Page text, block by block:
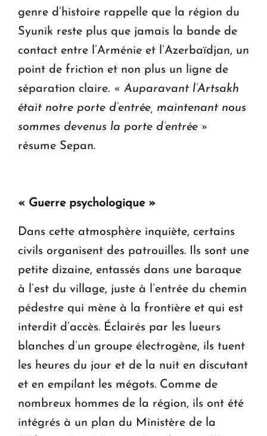
genre d’histoire rappelle que la région du
Syunik reste plus que jamais la bande de
contact entre l’Arménie et l’Azerbaïdjan, un
point de friction et non plus un ligne de
séparation claire. « Auparavant l’Artsakh
était notre porte d’entrée, maintenant nous
sommes devenus la porte d’entrée »
résume Sepan.
« Guerre psychologique »
Dans cette atmosphère inquiète, certains
civils organisent des patrouilles. Ils sont une
petite dizaine, entassés dans une baraque
à l’est du village, juste à l’entrée du chemin
pédestre qui mène à la frontière et qui est
interdit d’accès. Éclairés par les lueurs
blanches d’un groupe électrogène, ils tuent
les heures du jour et de la nuit en discutant
et en empilant les mégots. Comme de
nombreux hommes de la région, ils ont été
intégrés à un plan du Ministère de la